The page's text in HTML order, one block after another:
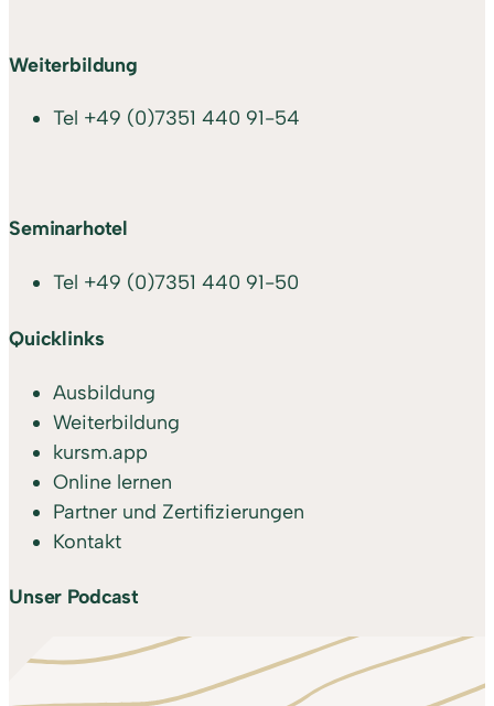
Weiterbildung
Tel +49 (0)7351 440 91-54
Seminarhotel
Tel +49 (0)7351 440 91-50
Quicklinks
Ausbildung
Weiterbildung
kursm.app
Online lernen
Partner und Zertifizierungen
Kontakt
Unser Podcast